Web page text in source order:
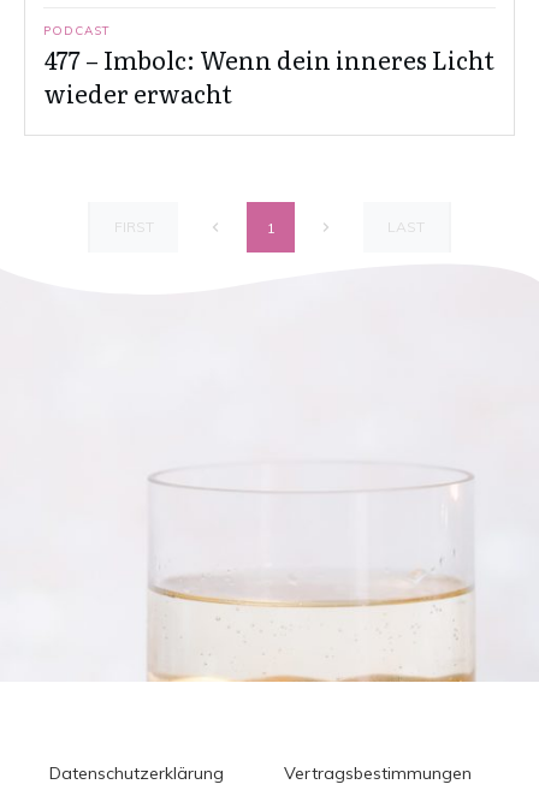
PODCAST
477 – Imbolc: Wenn dein inneres Licht
wieder erwacht
FIRST 1 LAST
Datenschutzerklärung
Vertragsbestimmungen